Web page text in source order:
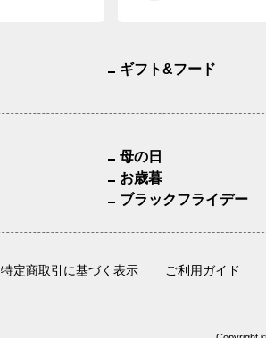
ギフト&フード
母の日
お歳暮
ブラックフライデー
特定商取引に基づく表示 ご利用ガイド